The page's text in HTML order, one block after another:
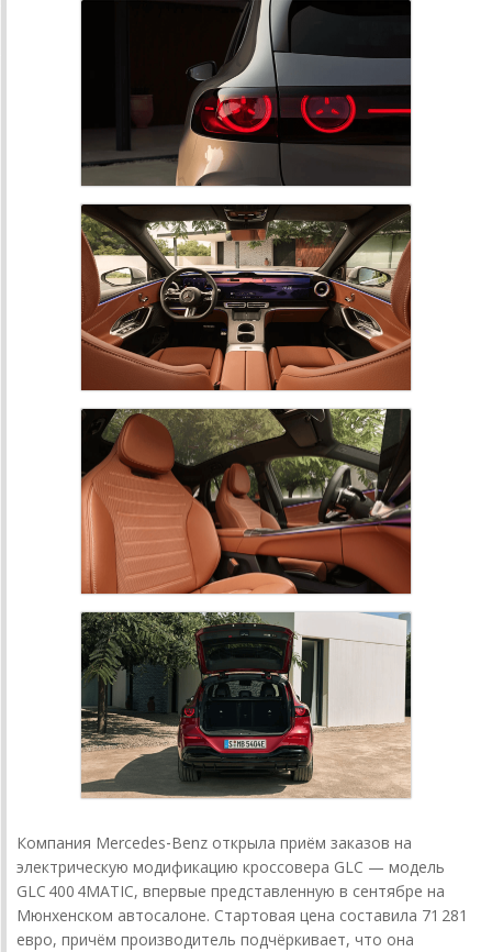
Компания Mercedes‑Benz открыла приём заказов на
электрическую модификацию кроссовера GLC — модель
GLC 400 4MATIC, впервые представленную в сентябре на
Мюнхенском автосалоне. Стартовая цена составила 71 281
евро, причём производитель подчёркивает, что она